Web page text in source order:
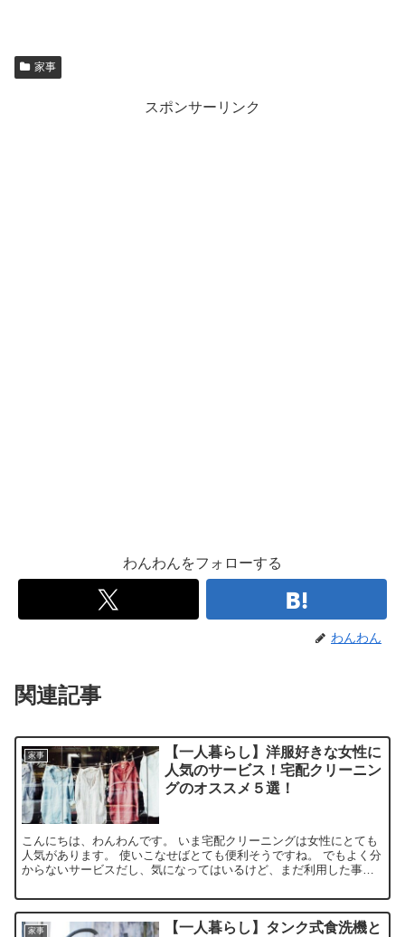
家事
スポンサーリンク
わんわんをフォローする
わんわん
関連記事
家事
【一人暮らし】洋服好きな女性に
人気のサービス！宅配クリーニン
グのオススメ５選！
こんにちは、わんわんです。 いま宅配クリーニングは女性にとても
人気があります。 使いこなせばとても便利そうですね。 でもよく分
からないサービスだし、気になってはいるけど、まだ利用した事が
家事
【一人暮らし】タンク式食洗機と